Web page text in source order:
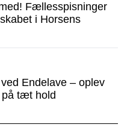
Fællesspisninger
i Horsens
Endelave – oplev
tæt hold